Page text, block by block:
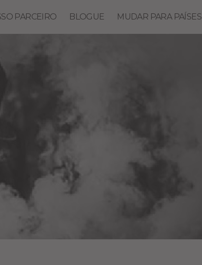
PARCEIRO BLOGUE MUDAR PARA PAÍSES